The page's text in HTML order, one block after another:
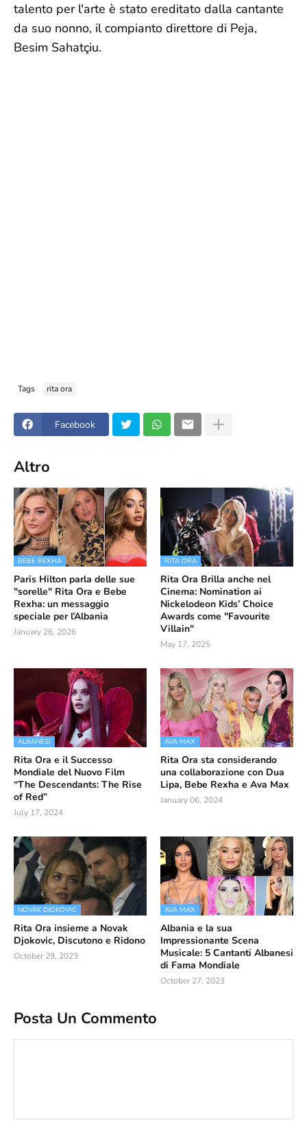
talento per l'arte è stato ereditato dalla cantante
da suo nonno, il compianto direttore di Peja,
Besim Sahatçiu.
Tags rita ora
Facebook
Altro
BEBE REXHA
Paris Hilton parla delle sue
"sorelle" Rita Ora e Bebe
Rexha: un messaggio
speciale per l’Albania
January 26, 2026
RITA ORA
Rita Ora Brilla anche nel
Cinema: Nomination ai
Nickelodeon Kids’ Choice
Awards come "Favourite
Villain"
May 17, 2025
ALBANESI
Rita Ora e il Successo
Mondiale del Nuovo Film
“The Descendants: The Rise
of Red”
July 17, 2024
AVA MAX
Rita Ora sta considerando
una collaborazione con Dua
Lipa, Bebe Rexha e Ava Max
January 06, 2024
NOVAK DJOKOVIC
Rita Ora insieme a Novak
Djokovic, Discutono e Ridono
October 29, 2023
AVA MAX
Albania e la sua
Impressionante Scena
Musicale: 5 Cantanti Albanesi
di Fama Mondiale
October 27, 2023
Posta Un Commento